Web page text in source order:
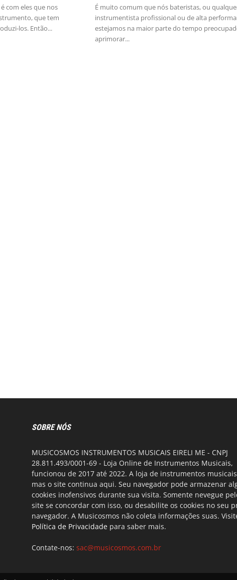
com eles que nos
que tem
los. Então...
É muito comum que nós bateristas, ou
instrumentista profissional ou de alta
estejamos na maior parte do tempo
aprimorar...
SOBRE NÓS
MUSICOSMOS INSTRUMENTOS MUSICAIS EIRELI ME - CNPJ
28.811.493/0001-69 - Loja Online de Instrumentos Musicais,
funcionou de 2017 até 2022. A loja de instrumentos
mas o site continua aqui. Seu navegador pode armazenar
cookies inofensivos durante sua visita. Somente nevegue
site se concordar com isso, ou desabilite os cookies no seu
navegador. A Musicosmos não coleta informações suas.
Política de Privacidade para saber mais.
Contate-nos: sac@musicosmos.com.br